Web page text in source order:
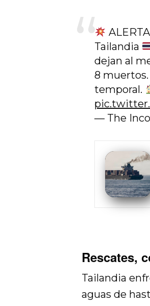
Tailandia
dejan al
8 muertos.
temporal.
— The
Rescates,
Tailandia
aguas de